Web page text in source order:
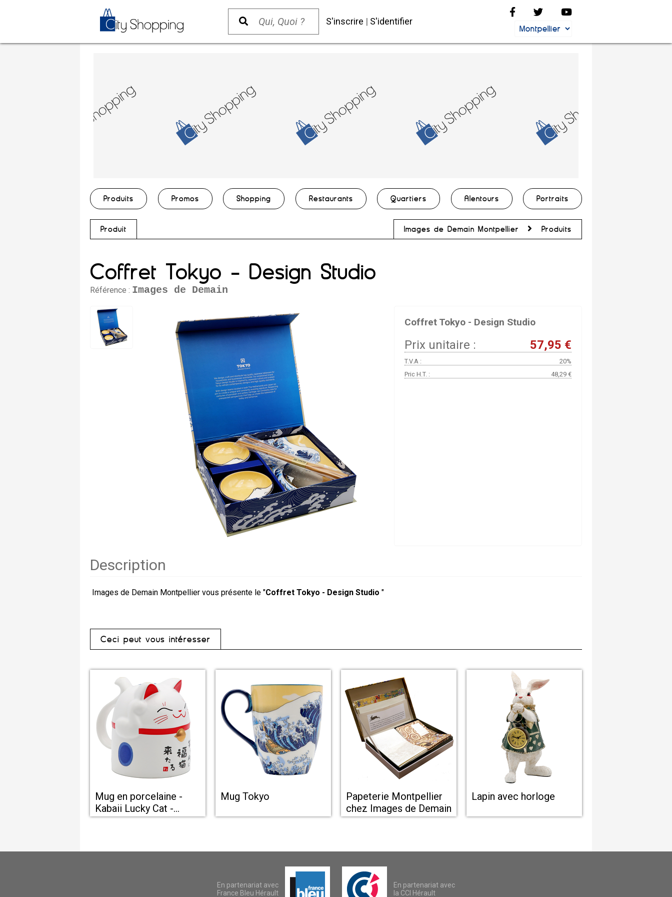
S'inscrire | S'identifier
Produits Promos Shopping Restaurants Quartiers Alentours Portraits
Produit Images de Demain Montpellier Produits
Coffret Tokyo - Design Studio
Référence : Images de Demain
Coffret Tokyo - Design Studio
Prix unitaire : 57,95 €
T.V.A :
20%
Pric H.T. :
48,29 €
Description
Images de Demain Montpellier vous présente le "Coffret Tokyo - Design Studio "
Ceci peut vous intéresser
Mug en porcelaine -
Kabaii Lucky Cat -
Tokyo Studio Design
Mug Tokyo
Papeterie Montpellier
chez Images de Demain
Lapin avec horloge
En partenariat avec
France Bleu Hérault
En partenariat avec
la CCI Hérault